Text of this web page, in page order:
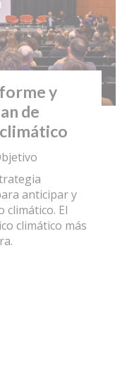
y
de
anticipar y
climático. El
climático más